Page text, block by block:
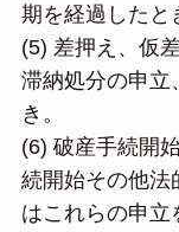
期を経過したと
(5) 差押え、仮
滞納処分の申立
き。
(6) 破産手続開
続開始その他法
はこれらの申立